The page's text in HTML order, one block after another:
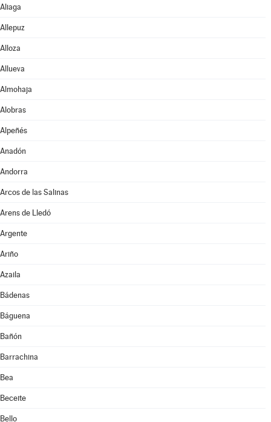
Aliaga
Allepuz
Alloza
Allueva
Almohaja
Alobras
Alpeñés
Anadón
Andorra
Arcos de las Salinas
Arens de Lledó
Argente
Ariño
Azaila
Bádenas
Báguena
Bañón
Barrachina
Bea
Beceite
Bello